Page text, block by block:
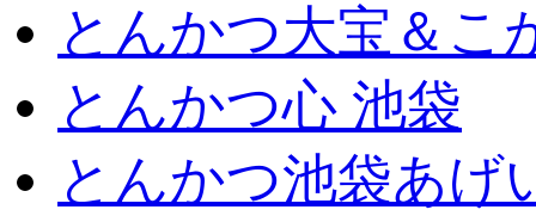
とんかつ大宝＆こ
とんかつ心 池袋
とんかつ池袋あげ